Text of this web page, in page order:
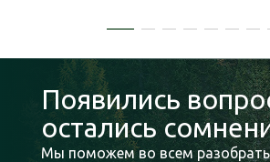
Появились
остались
Мы поможем во всем